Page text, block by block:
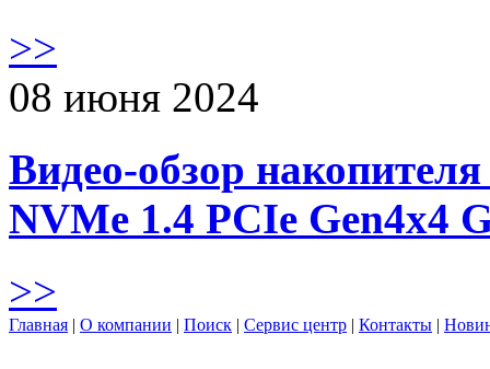
>>
08 июня 2024
Видео-обзор
NVMe 1.4 PCIe Gen4х4
>>
Главная | О компании | Поиск | Сервис центр | Контакты |